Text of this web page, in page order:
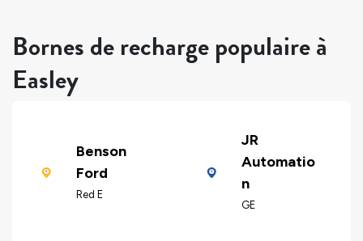
Bornes de recharge populaire à
Easley
Benson
Ford
Red E
JR
Automatio
n
GE